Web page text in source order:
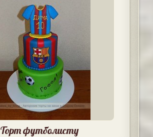
Торт футболисту